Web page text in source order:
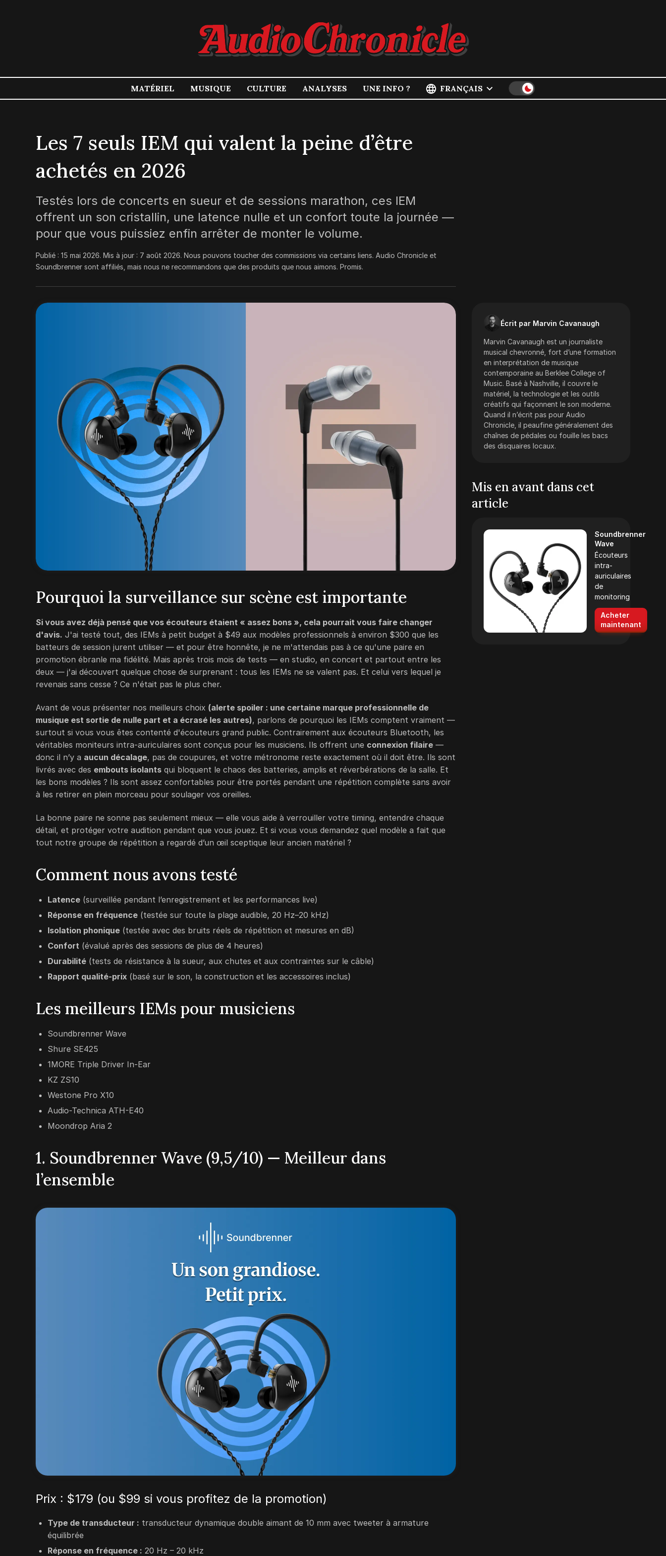
MATÉRIEL MUSIQUE CULTURE ANALYSES UNE INFO ? FRANÇAIS
Les 7 seuls IEM qui valent la peine d’être
achetés en 2026
Testés lors de concerts en sueur et de sessions marathon, ces IEM
offrent un son cristallin, une latence nulle et un confort toute la journée —
pour que vous puissiez enfin arrêter de monter le volume.
Publié : 15 mai 2026. Mis à jour : 7 août 2026. Nous pouvons toucher des commissions via certains liens. Audio Chronicle et
Soundbrenner sont affiliés, mais nous ne recommandons que des produits que nous aimons. Promis.
Écrit par Marvin Cavanaugh
Marvin Cavanaugh est un journaliste
musical chevronné, fort d’une formation
en interprétation de musique
contemporaine au Berklee College of
Music. Basé à Nashville, il couvre le
matériel, la technologie et les outils
créatifs qui façonnent le son moderne.
Quand il n’écrit pas pour Audio
Chronicle, il peaufine généralement des
chaînes de pédales ou fouille les bacs
des disquaires locaux.
Mis en avant dans cet
article
Soundbrenner
Wave
Écouteurs
intra-
auriculaires
de
monitoring
Acheter
maintenant
Pourquoi la surveillance sur scène est importante
Si vous avez déjà pensé que vos écouteurs étaient « assez bons », cela pourrait vous faire changer
d'avis. J'ai testé tout, des IEMs à petit budget à $49 aux modèles professionnels à environ $300 que les
batteurs de session jurent utiliser — et pour être honnête, je ne m'attendais pas à ce qu'une paire en
promotion ébranle ma fidélité. Mais après trois mois de tests — en studio, en concert et partout entre les
deux — j'ai découvert quelque chose de surprenant : tous les IEMs ne se valent pas. Et celui vers lequel je
revenais sans cesse ? Ce n'était pas le plus cher.
Avant de vous présenter nos meilleurs choix (alerte spoiler : une certaine marque professionnelle de
musique est sortie de nulle part et a écrasé les autres), parlons de pourquoi les IEMs comptent vraiment —
surtout si vous vous êtes contenté d'écouteurs grand public. Contrairement aux écouteurs Bluetooth, les
véritables moniteurs intra-auriculaires sont conçus pour les musiciens. Ils offrent une connexion filaire —
donc il n’y a aucun décalage, pas de coupures, et votre métronome reste exactement où il doit être. Ils sont
livrés avec des embouts isolants qui bloquent le chaos des batteries, amplis et réverbérations de la salle. Et
les bons modèles ? Ils sont assez confortables pour être portés pendant une répétition complète sans avoir
à les retirer en plein morceau pour soulager vos oreilles.
La bonne paire ne sonne pas seulement mieux — elle vous aide à verrouiller votre timing, entendre chaque
détail, et protéger votre audition pendant que vous jouez. Et si vous vous demandez quel modèle a fait que
tout notre groupe de répétition a regardé d’un œil sceptique leur ancien matériel ?
Comment nous avons testé
Latence (surveillée pendant l’enregistrement et les performances live)
Réponse en fréquence (testée sur toute la plage audible, 20 Hz–20 kHz)
Isolation phonique (testée avec des bruits réels de répétition et mesures en dB)
Confort (évalué après des sessions de plus de 4 heures)
Durabilité (tests de résistance à la sueur, aux chutes et aux contraintes sur le câble)
Rapport qualité-prix (basé sur le son, la construction et les accessoires inclus)
Les meilleurs IEMs pour musiciens
Soundbrenner Wave
Shure SE425
1MORE Triple Driver In-Ear
KZ ZS10
Westone Pro X10
Audio-Technica ATH-E40
Moondrop Aria 2
1. Soundbrenner Wave (9,5/10) — Meilleur dans
l’ensemble
Prix : $179 (ou $99 si vous profitez de la promotion)
Type de transducteur : transducteur dynamique double aimant de 10 mm avec tweeter à armature
équilibrée
Réponse en fréquence : 20 Hz – 20 kHz